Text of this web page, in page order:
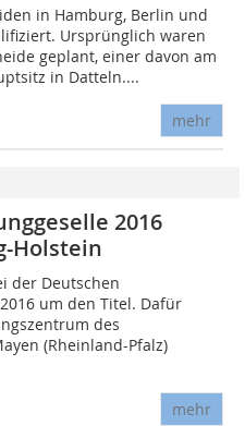
in Hamburg, Berlin und
Ursprünglich waren
geplant, einer davon am
in Datteln....
mehr
2016
Holstein
der Deutschen
um den Titel. Dafür
des
(Rheinland-Pfalz)
mehr